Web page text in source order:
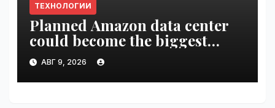
ТЕХНОЛОГИИ
Planned Amazon data center
could become the biggest
climate polluter in the U.S. |
VseTime.ru
АВГ 9, 2026